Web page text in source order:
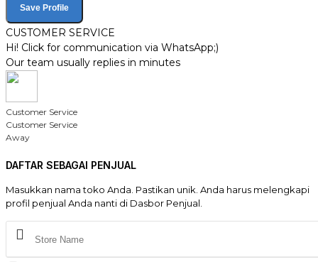
Save Profile
CUSTOMER SERVICE
Hi! Click for communication via WhatsApp;)
Our team usually replies in minutes
Customer Service
Customer Service
Away
DAFTAR SEBAGAI PENJUAL
Masukkan nama toko Anda. Pastikan unik. Anda harus melengkapi
profil penjual Anda nanti di Dasbor Penjual.